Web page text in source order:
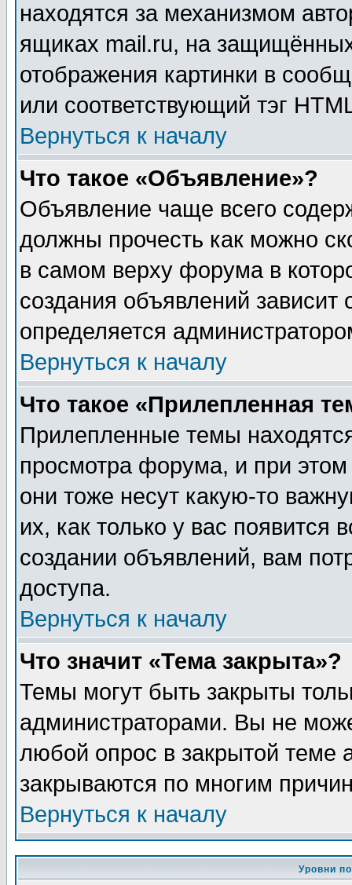
находятся за механизмом
ящиках mail.ru, на
отображения картинки в
или соответствующий тэг
Вернуться к началу
Что такое «Объявление»?
Объявление чаще всего
должны прочесть как можно
в самом верху форума в
создания объявлений зависит
определяется
Вернуться к началу
Что такое «Прилепленная
Прилепленные темы
просмотра форума, и при
они тоже несут какую-то
их, как только у вас появится
создании объявлений, вам
доступа.
Вернуться к началу
Что значит «Тема закрыта»?
Темы могут быть закрыты
администраторами. Вы не
любой опрос в закрытой теме
закрываются по многим
Вернуться к началу
Уровни